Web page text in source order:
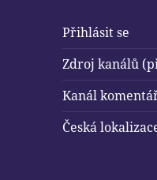
Přihlásit se
Zdroj kanálů
Kanál
Česká